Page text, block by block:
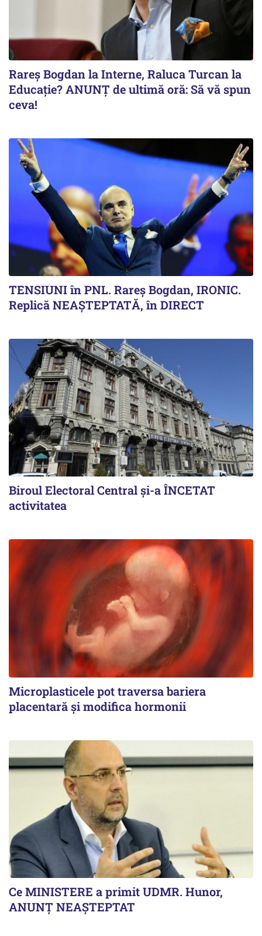
Rareș Bogdan la Interne, Raluca Turcan la
Educație? ANUNȚ de ultimă oră: Să vă spun
ceva!
TENSIUNI în PNL. Rareș Bogdan, IRONIC.
Replică NEAȘTEPTATĂ, în DIRECT
Biroul Electoral Central și-a ÎNCETAT
activitatea
Microplasticele pot traversa bariera
placentară și modifica hormonii
Ce MINISTERE a primit UDMR. Hunor,
ANUNȚ NEAȘTEPTAT